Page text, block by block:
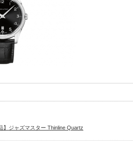
】ジャズマスター Thinline Quartz